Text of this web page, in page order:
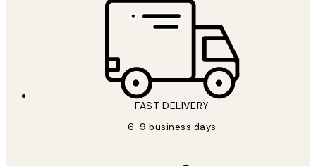
FAST DELIVERY
6-9 business days